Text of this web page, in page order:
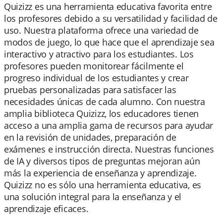
Quizizz es una herramienta educativa favorita entre
los profesores debido a su versatilidad y facilidad de
uso. Nuestra plataforma ofrece una variedad de
modos de juego, lo que hace que el aprendizaje sea
interactivo y atractivo para los estudiantes. Los
profesores pueden monitorear fácilmente el
progreso individual de los estudiantes y crear
pruebas personalizadas para satisfacer las
necesidades únicas de cada alumno. Con nuestra
amplia biblioteca Quizizz, los educadores tienen
acceso a una amplia gama de recursos para ayudar
en la revisión de unidades, preparación de
exámenes e instrucción directa. Nuestras funciones
de IA y diversos tipos de preguntas mejoran aún
más la experiencia de enseñanza y aprendizaje.
Quizizz no es sólo una herramienta educativa, es
una solución integral para la enseñanza y el
aprendizaje eficaces.